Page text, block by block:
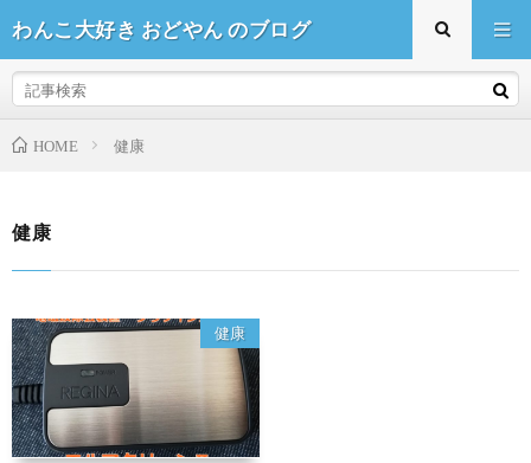
わんこ大好き おどやん のブログ
HOME 健康
健康
健康